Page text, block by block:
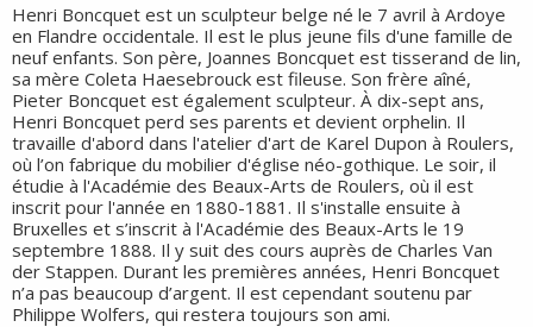
Henri Boncquet est un sculpteur belge né le 7 avril à Ardoye
en Flandre occidentale. Il est le plus jeune fils d'une famille de
neuf enfants. Son père, Joannes Boncquet est tisserand de lin,
sa mère Coleta Haesebrouck est fileuse. Son frère aîné,
Pieter Boncquet est également sculpteur. À dix-sept ans,
Henri Boncquet perd ses parents et devient orphelin. Il
travaille d'abord dans l'atelier d'art de Karel Dupon à Roulers,
où l’on fabrique du mobilier d'église néo-gothique. Le soir, il
étudie à l'Académie des Beaux-Arts de Roulers, où il est
inscrit pour l'année en 1880-1881. Il s'installe ensuite à
Bruxelles et s’inscrit à l'Académie des Beaux-Arts le 19
septembre 1888. Il y suit des cours auprès de Charles Van
der Stappen. Durant les premières années, Henri Boncquet
n’a pas beaucoup d’argent. Il est cependant soutenu par
Philippe Wolfers, qui restera toujours son ami.